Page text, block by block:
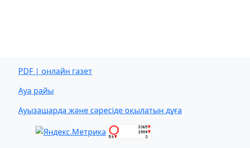
PDF | онлайн газет
Ауа райы
Ауызашарда және сәресіде оқылатын дұға